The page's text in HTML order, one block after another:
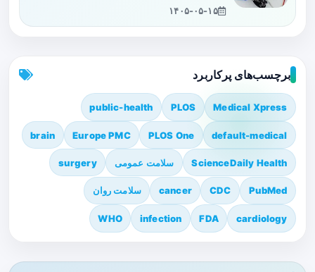
۱۴۰۵-۰۵-۱۵
برچسب‌های پرکاربرد
Medical Xpress
PLOS
public-health
default-medical
PLOS One
Europe PMC
brain
ScienceDaily Health سلامت عمومی surgery
PubMed
CDC
cancer سلامت روان
cardiology
FDA
infection
WHO